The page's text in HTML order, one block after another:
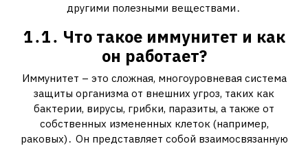
другими полезными веществами․
1․1․ Что такое иммунитет и как
он работает?
Иммунитет – это сложная, многоуровневая система
защиты организма от внешних угроз, таких как
бактерии, вирусы, грибки, паразиты, а также от
собственных измененных клеток (например,
раковых)․ Он представляет собой взаимосвязанную